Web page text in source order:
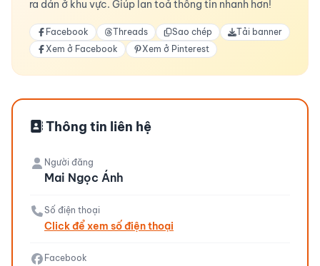
ra dán ở khu vực. Giúp lan toả thông tin nhanh hơn!
Facebook Threads Sao chép
Tải banner
Xem ở Facebook
Xem ở Pinterest
Thông tin liên hệ
Người đăng
Mai Ngọc Ánh
Số điện thoại
Click để xem số điện thoại
Facebook